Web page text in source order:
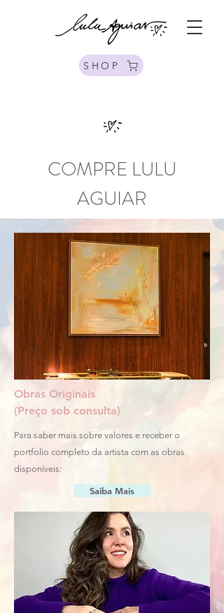
SHOP
COMPRE LULU
AGUIAR
Obras Originais
(Preço sob consulta)
Para saber mais sobre valores e receber o
portfolio completo da artista com as obras
disponíveis:
Saiba Mais